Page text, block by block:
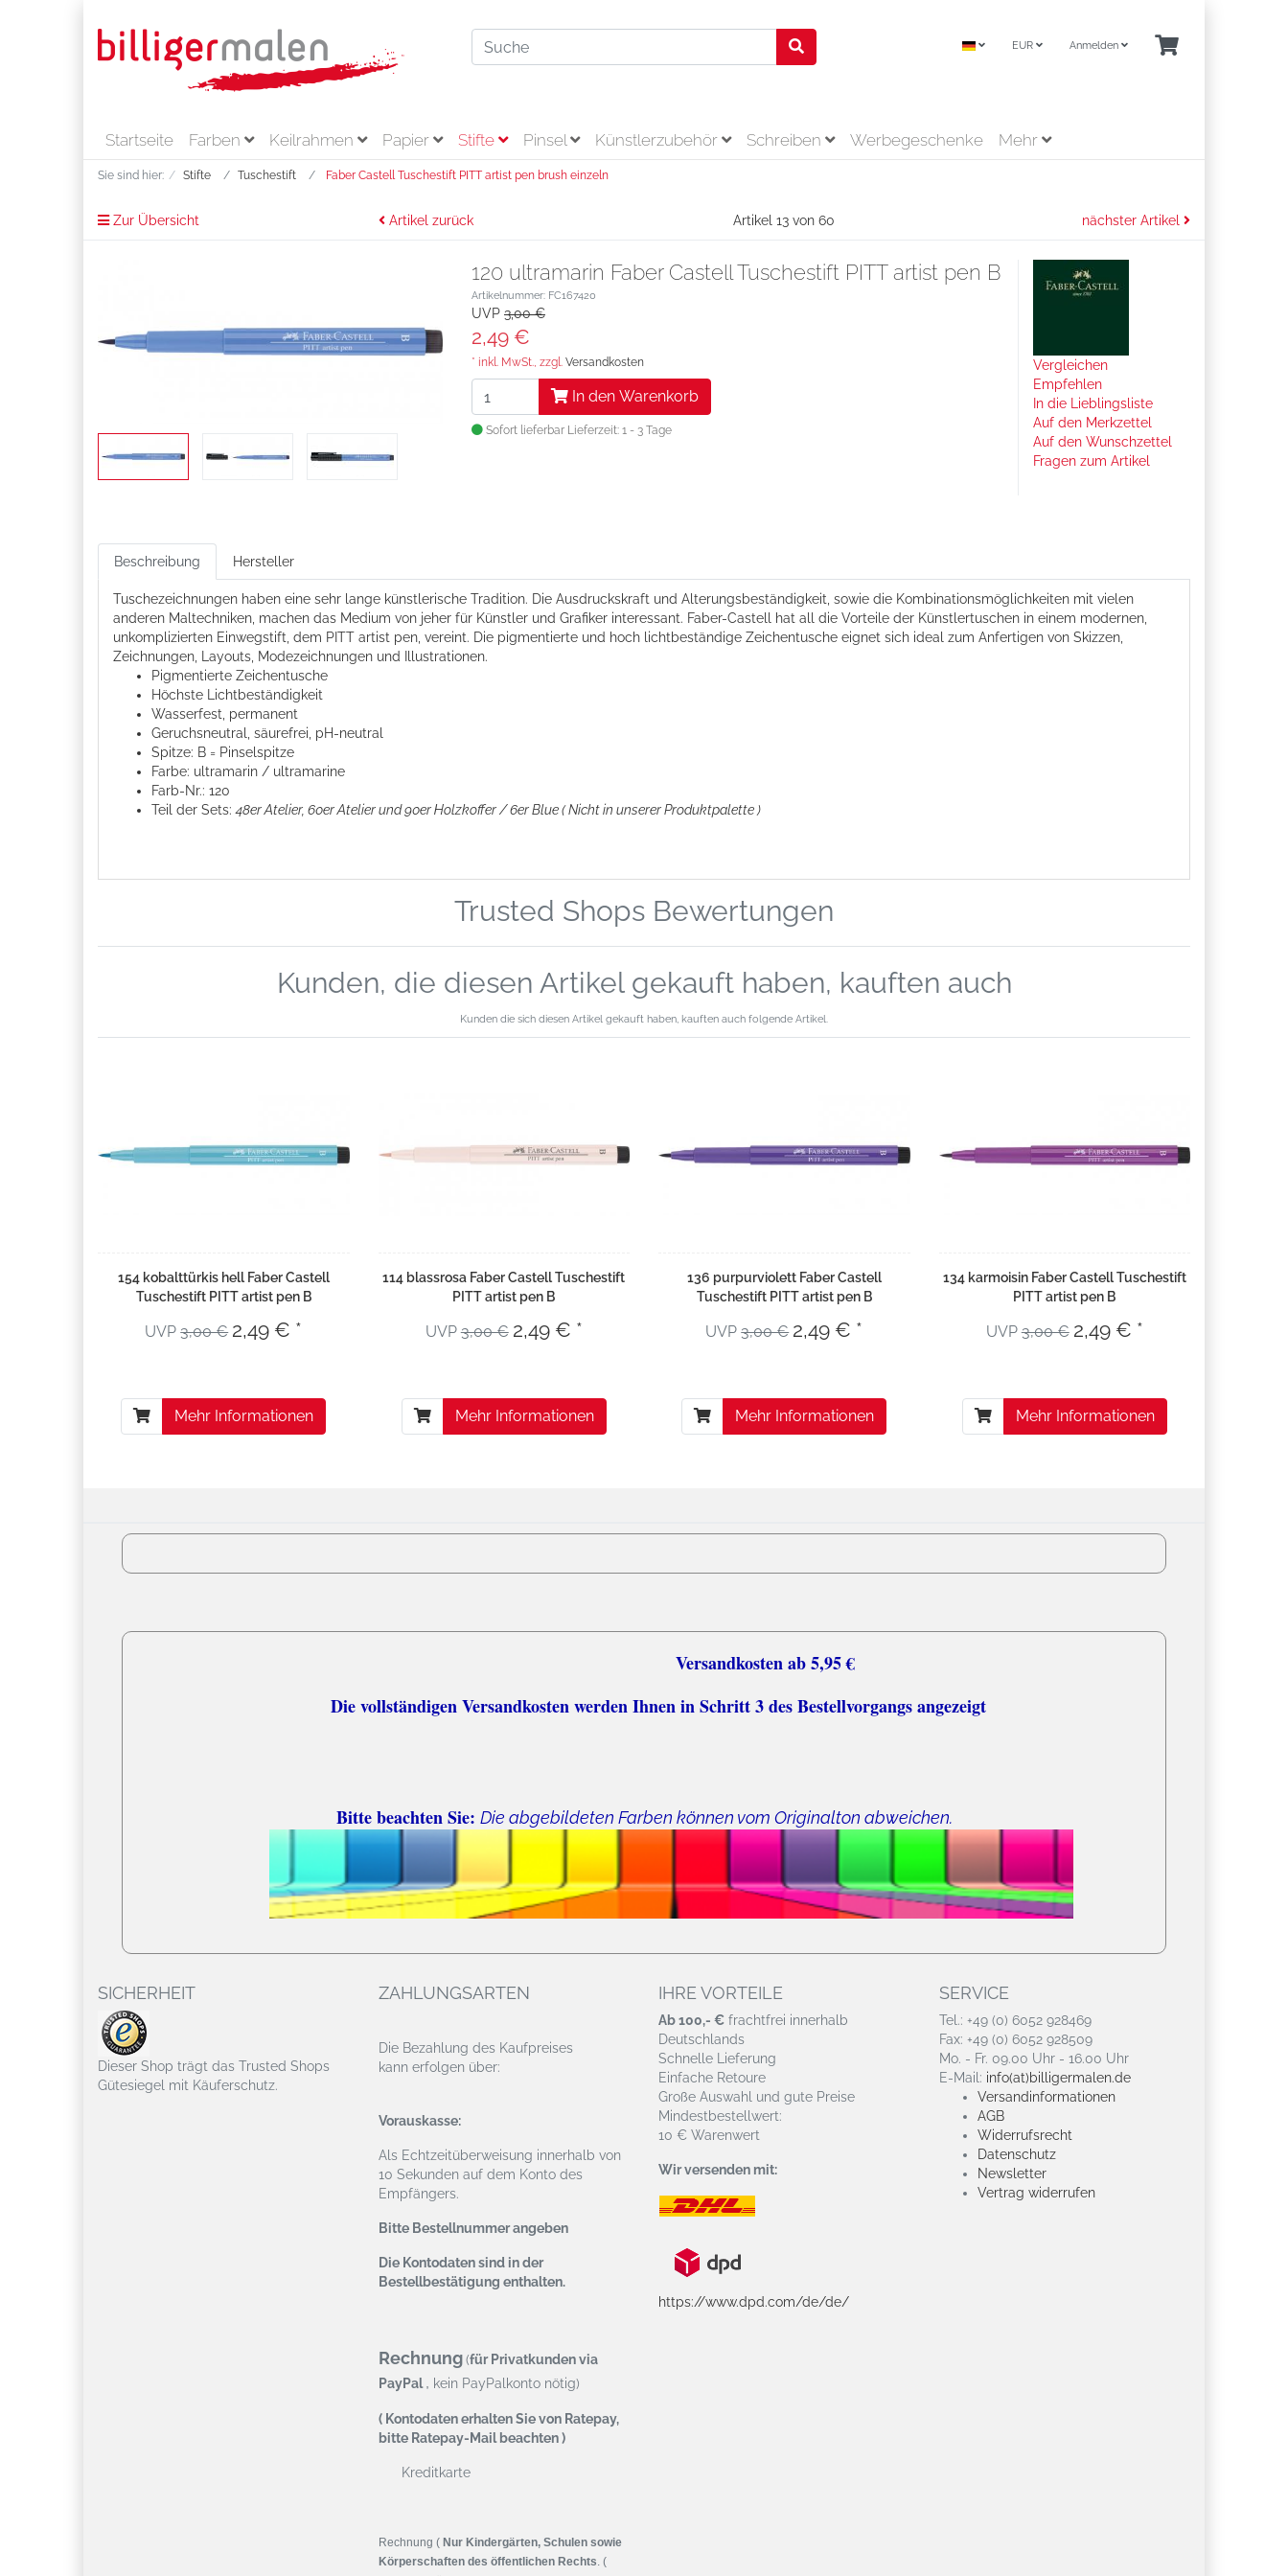
EUR Anmelden
Startseite Farben Keilrahmen Papier Stifte Pinsel Künstlerzubehör Schreiben Werbegeschenke Mehr
Sie sind hier: Stifte Tuschestift Faber Castell Tuschestift PITT artist pen brush einzeln
Zur Übersicht Artikel zurück Artikel 13 von 60 nächster Artikel
120 ultramarin Faber Castell Tuschestift PITT artist pen B
Artikelnummer: FC167420
UVP 3,00 €
2,49 €
* inkl. MwSt., zzgl. Versandkosten
In den Warenkorb
Sofort lieferbar Lieferzeit: 1 - 3 Tage
Vergleichen
Empfehlen
In die Lieblingsliste
Auf den Merkzettel
Auf den Wunschzettel
Fragen zum Artikel
Beschreibung Hersteller
Tuschezeichnungen haben eine sehr lange künstlerische Tradition. Die Ausdruckskraft und Alterungsbeständigkeit, sowie die Kombinationsmöglichkeiten mit vielen
anderen Maltechniken, machen das Medium von jeher für Künstler und Grafiker interessant. Faber-Castell hat all die Vorteile der Künstlertuschen in einem modernen,
unkomplizierten Einwegstift, dem PITT artist pen, vereint. Die pigmentierte und hoch lichtbeständige Zeichentusche eignet sich ideal zum Anfertigen von Skizzen,
Zeichnungen, Layouts, Modezeichnungen und Illustrationen.
Pigmentierte Zeichentusche
Höchste Lichtbeständigkeit
Wasserfest, permanent
Geruchsneutral, säurefrei, pH-neutral
Spitze: B = Pinselspitze
Farbe: ultramarin / ultramarine
Farb-Nr.: 120
Teil der Sets:48er Atelier, 60er Atelier und 90er Holzkoffer /6erBlue( Nicht in unserer Produktpalette )
Trusted Shops Bewertungen
Kunden, die diesen Artikel gekauft haben, kauften auch
Kunden die sich diesen Artikel gekauft haben, kauften auch folgende Artikel.
154 kobalttürkis hell Faber Castell
Tuschestift PITT artist pen B
UVP3,00 € 2,49 € *
Mehr Informationen
114 blassrosa Faber Castell Tuschestift
PITT artist pen B
UVP3,00 € 2,49 € *
Mehr Informationen
136 purpurviolett Faber Castell
Tuschestift PITT artist pen B
UVP3,00 € 2,49 € *
Mehr Informationen
134 karmoisin Faber Castell Tuschestift
PITT artist pen B
UVP3,00 € 2,49 € *
Mehr Informationen
Versandkosten ab 5,95 €
Die vollständigen Versandkosten werden Ihnen in Schritt 3 des Bestellvorgangs angezeigt
Bitte beachten Sie: Die abgebildeten Farben können vom Originalton abweichen.
SICHERHEIT
Dieser Shop trägt das Trusted Shops
Gütesiegel mit Käuferschutz.
ZAHLUNGSARTEN
Die Bezahlung des Kaufpreises
kann erfolgen über:
Vorauskasse:
Als Echtzeitüberweisung innerhalb von
10 Sekunden auf dem Konto des
Empfängers.
Bitte Bestellnummer angeben
Die Kontodaten sind in der
Bestellbestätigung enthalten.
Rechnung (für Privatkunden via
PayPal, kein PayPalkonto nötig)
( Kontodaten erhalten Sie von Ratepay,
bitte Ratepay-Mail beachten )
Kreditkarte
Rechnung ( Nur Kindergärten, Schulen sowie
Körperschaften des öffentlichen Rechts . (
IHRE VORTEILE
Ab 100,- € frachtfrei innerhalb
Deutschlands
Schnelle Lieferung
Einfache Retoure
Große Auswahl und gute Preise
Mindestbestellwert:
10 € Warenwert
Wir versenden mit:
https://www.dpd.com/de/de/
SERVICE
Tel.: +49 (0) 6052 928469
Fax: +49 (0) 6052 928509
Mo. - Fr. 09.00 Uhr - 16.00 Uhr
E-Mail: info(at)billigermalen.de
Versandinformationen
AGB
Widerrufsrecht
Datenschutz
Newsletter
Vertrag widerrufen